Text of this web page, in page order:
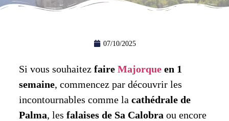
07/10/2025
Si vous souhaitez faire Majorqueen 1
semaine, commencez par découvrir les
incontournables comme la cathédrale de
Palma, les falaises de Sa Calobra ou encore